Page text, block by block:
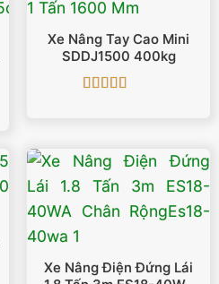
Xe Nâng Tay Cao Mini
SDDJ1500 400kg
Xe Nâng Điện Đứng Lái